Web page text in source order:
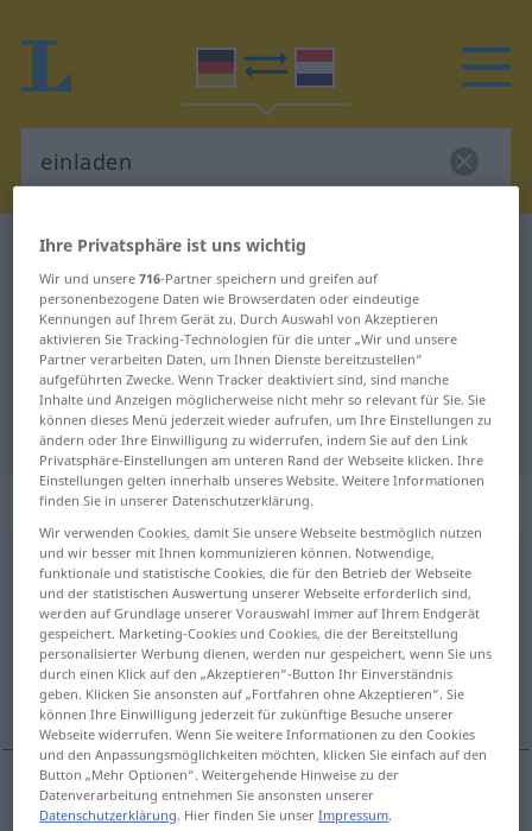
Deutsch-Niederländisch Wörterbuch
Deutsch-Niederländisch
Übersetzung für "einladen"
"einladen" Niederländisch
Übersetzung
„einladen“
einladen
Übersicht aller Übersetzungen
(Für mehr Details die Übersetzung anklicken/antippen)
inladen, uitnodigen
inladen einladen
Ihre Privatsphäre ist uns wichtig
Wir und unsere716-Partner speichern und greifen auf
personenbezogene Daten wie Browserdaten oder eindeutige
Kennungen auf Ihrem Gerät zu. Durch Auswahl von Akzeptieren
aktivieren Sie Tracking-Technologien für die unter „Wir und unsere
Partner verarbeiten Daten, um Ihnen Dienste bereitzustellen“
aufgeführten Zwecke. Wenn Tracker deaktiviert sind, sind manche
Inhalte und Anzeigen möglicherweise nicht mehr so relevant für Sie. Sie
können dieses Menü jederzeit wieder aufrufen, um Ihre Einstellungen zu
ändern oder Ihre Einwilligung zu widerrufen, indem Sie auf den Link
Privatsphäre-Einstellungen am unteren Rand der Webseite klicken. Ihre
Einstellungen gelten innerhalb unseres Website. Weitere Informationen
finden Sie in unserer Datenschutzerklärung.
Wir verwenden Cookies, damit Sie unsere Webseite bestmöglich nutzen
und wir besser mit Ihnen kommunizieren können. Notwendige,
funktionale und statistische Cookies, die für den Betrieb der Webseite
und der statistischen Auswertung unserer Webseite erforderlich sind,
werden auf Grundlage unserer Vorauswahl immer auf Ihrem Endgerät
gespeichert. Marketing-Cookies und Cookies, die der Bereitstellung
personalisierter Werbung dienen, werden nur gespeichert, wenn Sie uns
durch einen Klick auf den „Akzeptieren“-Button Ihr Einverständnis
geben. Klicken Sie ansonsten auf „Fortfahren ohne Akzeptieren“. Sie
können Ihre Einwilligung jederzeit für zukünftige Besuche unserer
Webseite widerrufen. Wenn Sie weitere Informationen zu den Cookies
und den Anpassungsmöglichkeiten möchten, klicken Sie einfach auf den
Button „Mehr Optionen“. Weitergehende Hinweise zu der
Datenverarbeitung entnehmen Sie ansonsten unserer
Datenschutzerklärung. Hier finden Sie unserImpressum.